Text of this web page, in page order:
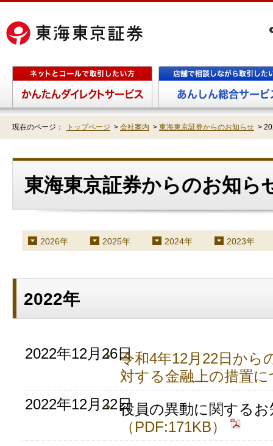
現在のページ： トップページ > 会社案内 > 東海東京証券からのお知らせ >
東海東京証券からのお知
2026年 2025年 2024年 2023年
2022年
2022年12月26日令和4年12月22日から
対する金融上の措置
2022年12月22日役員の異動に関する
（PDF:171KB）